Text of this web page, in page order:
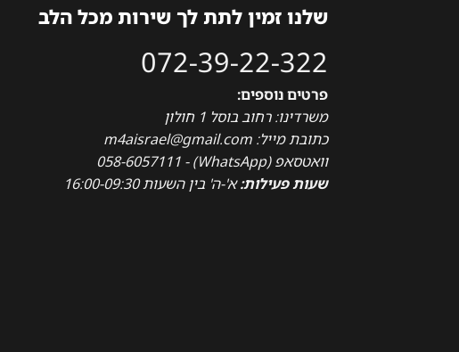
שלנו זמין לתת לך שירות מכל הלב
072-39-22-322
פרטים נוספים:
משרדינו: רחוב בוסל 1 חולון
כתובת מייל: m4aisrael@gmail.com
וואטסאפ (WhatsApp) - 058-6057111
שעות פעילות:א'-ה' בין השעות 16:00-09:30